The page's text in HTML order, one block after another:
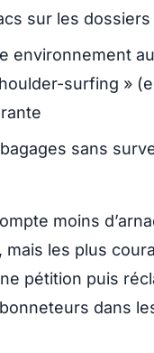
sur les
environnement
surfing »
sans
moins
mais les plus
pétition puis
dans